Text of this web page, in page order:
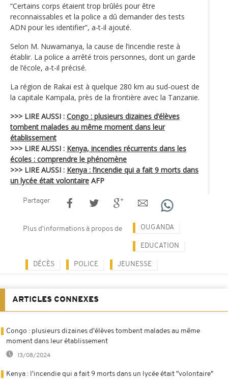
“Certains corps étaient trop brûlés pour être
reconnaissables et la police a dû demander des tests
ADN pour les identifier”, a-t-il ajouté.
Selon M. Nuwamanya, la cause de l’incendie reste à
établir. La police a arrêté trois personnes, dont un garde
de l‘école, a-t-il précisé.
La région de Rakai est à quelque 280 km au sud-ouest de
la capitale Kampala, près de la frontière avec la Tanzanie.
>>> LIRE AUSSI : Congo : plusieurs dizaines d‘élèves
tombent malades au même moment dans leur
établissement
>>> LIRE AUSSI : Kenya, incendies récurrents dans les
écoles : comprendre le phénomène
>>> LIRE AUSSI : Kenya : l’incendie qui a fait 9 morts dans
un lycée était volontaire AFP
Partager
Plus d'informations à propos de OUGANDA
EDUCATION
DÉCÈS POLICE JEUNESSE
ARTICLES CONNEXES
Congo : plusieurs dizaines d'élèves tombent malades au même
moment dans leur établissement
13/08/2024
Kenya : l'incendie qui a fait 9 morts dans un lycée était "volontaire"